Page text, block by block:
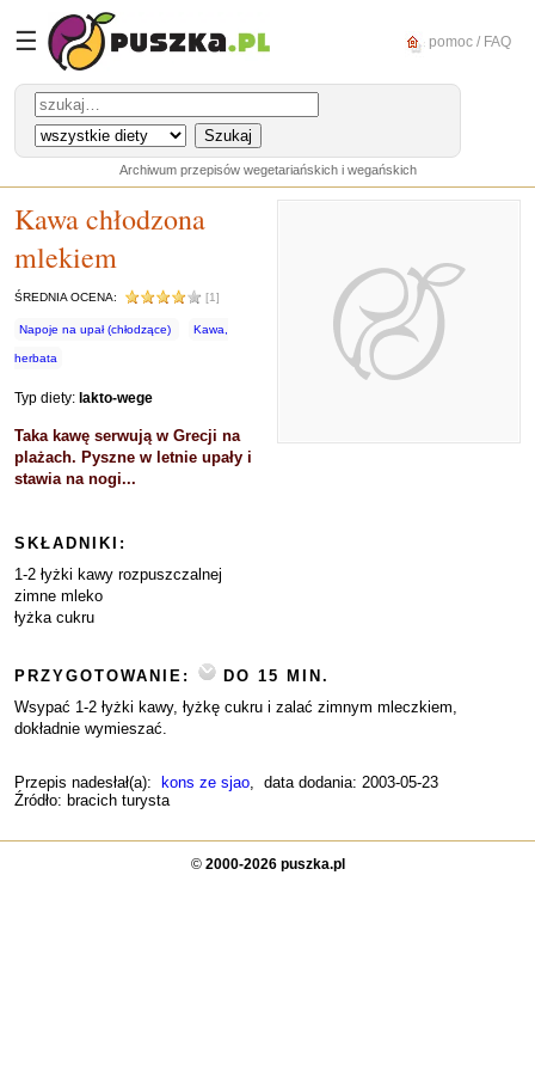
☰ pomoc / FAQ
Archiwum przepisów wegetariańskich i wegańskich
Kawa chłodzona
mlekiem
ŚREDNIA OCENA: [1]
Napoje na upał (chłodzące) Kawa,
herbata
Typ diety: lakto-wege
Taka kawę serwują w Grecji na
plażach. Pyszne w letnie upały i
stawia na nogi...
SKŁADNIKI:
1-2 łyżki kawy rozpuszczalnej
zimne mleko
łyżka cukru
PRZYGOTOWANIE:
DO 15 MIN.
Wsypać 1-2 łyżki kawy, łyżkę cukru i zalać zimnym mleczkiem,
dokładnie wymieszać.
Przepis nadesłał(a): kons ze sjao, data dodania: 2003-05-23
Źródło: bracich turysta
© 2000-2026 puszka.pl